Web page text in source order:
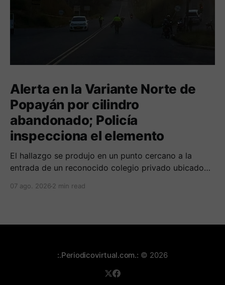
Alerta en la Variante Norte de
Popayán por cilindro
abandonado; Policía
inspecciona el elemento
El hallazgo se produjo en un punto cercano a la
entrada de un reconocido colegio privado ubicado
07 ago. 2026 2 min read
:.Periodicovirtual.com.: © 2026